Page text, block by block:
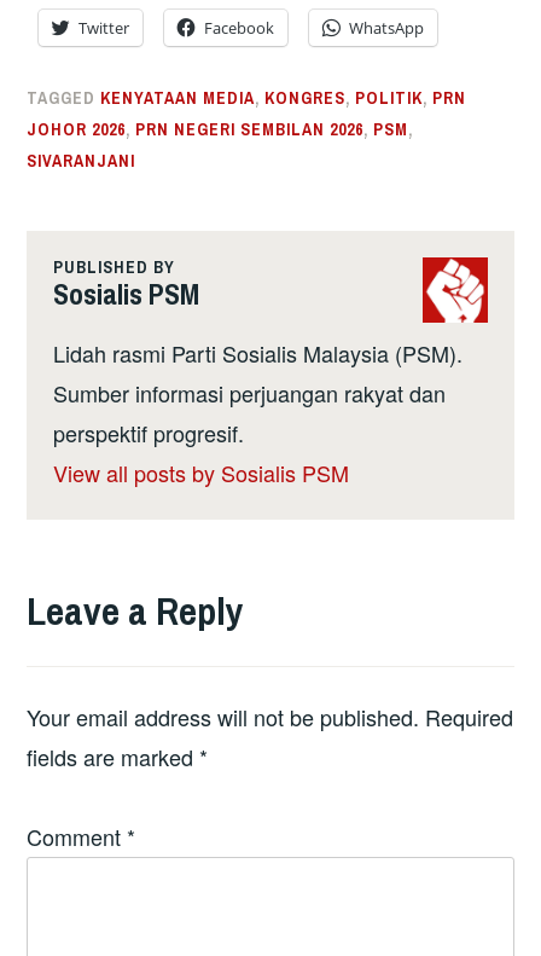
Twitter Facebook WhatsApp
TAGGED KENYATAAN MEDIA, KONGRES, POLITIK, PRN
JOHOR 2026, PRN NEGERI SEMBILAN 2026, PSM,
SIVARANJANI
PUBLISHED BY
Sosialis PSM
Lidah rasmi Parti Sosialis Malaysia (PSM).
Sumber informasi perjuangan rakyat dan
perspektif progresif.
View all posts by Sosialis PSM
Leave a Reply
Your email address will not be published. Required
fields are marked *
Comment *